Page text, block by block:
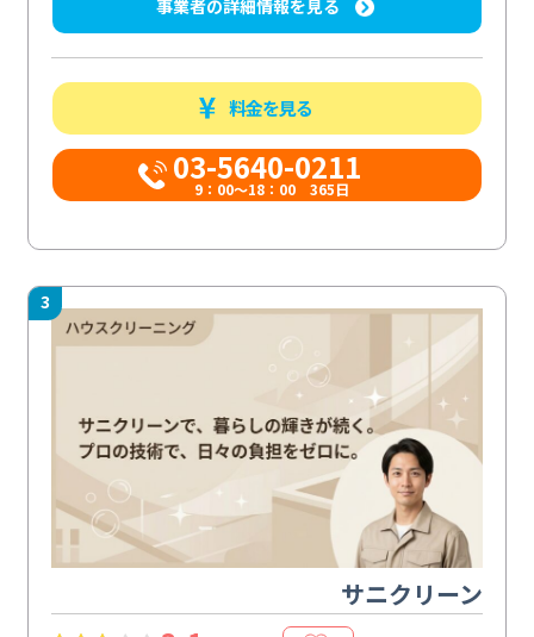
事業者の詳細情報を見る
料金を見る
03-5640-0211
9：00～18：00 365日
3
サニクリーン